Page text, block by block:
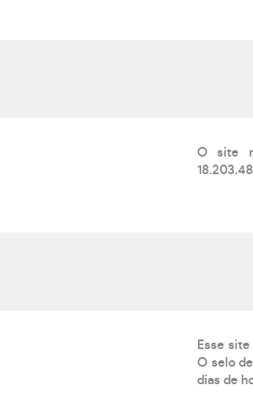
O site
Esse
O selo
dias de